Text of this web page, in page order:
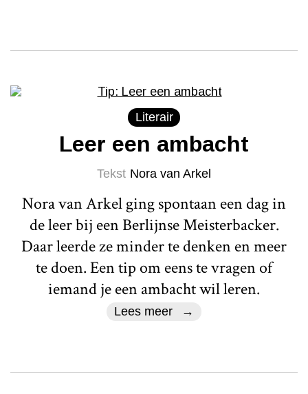
Literair
Leer een ambacht
Tekst Nora van Arkel
Nora van Arkel ging spontaan een dag in
de leer bij een Berlijnse Meisterbacker.
Daar leerde ze minder te denken en meer
te doen. Een tip om eens te vragen of
iemand je een ambacht wil leren.
Lees meer